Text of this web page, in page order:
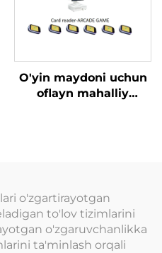
O'yin maydoni uchun
oflayn mahalliy
o'zgartirayotgan
to'lov tizimlarini
o'zgaruvchanlikka
ta'minlash orqali